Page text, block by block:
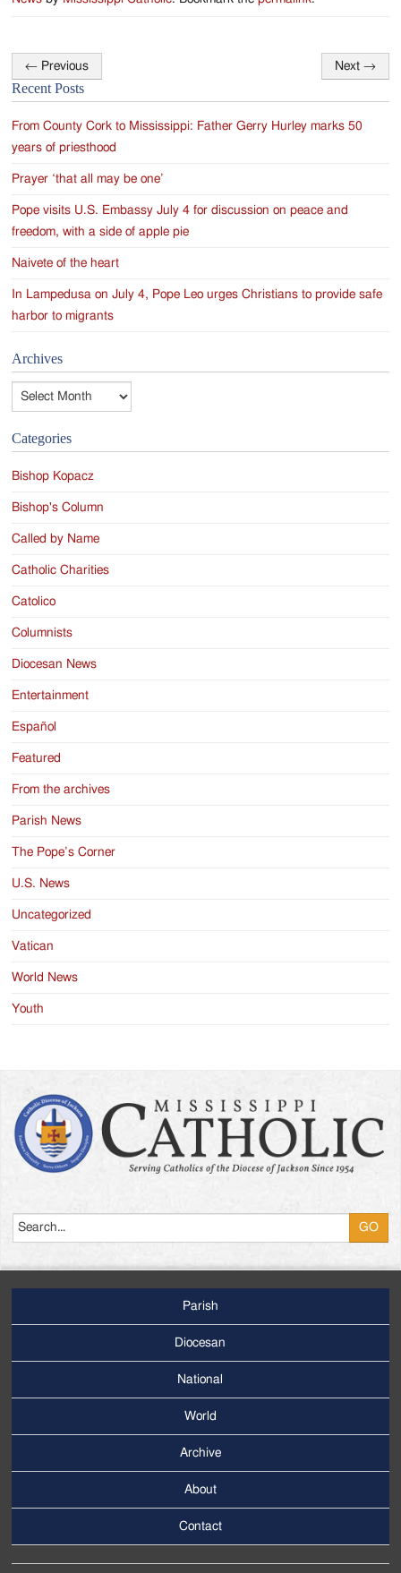
Post
navigation
← Previous Next →
Recent Posts
From County Cork to Mississippi: Father Gerry Hurley marks 50
years of priesthood
Prayer ‘that all may be one’
Pope visits U.S. Embassy July 4 for discussion on peace and
freedom, with a side of apple pie
Naivete of the heart
In Lampedusa on July 4, Pope Leo urges Christians to provide safe
harbor to migrants
Archives
Archives
Categories
Bishop Kopacz
Bishop's Column
Called by Name
Catholic Charities
Catolico
Columnists
Diocesan News
Entertainment
Español
Featured
From the archives
Parish News
The Pope’s Corner
U.S. News
Uncategorized
Vatican
World News
Youth
Menu
Parish
Diocesan
National
World
Menu
Archive
About
Contact